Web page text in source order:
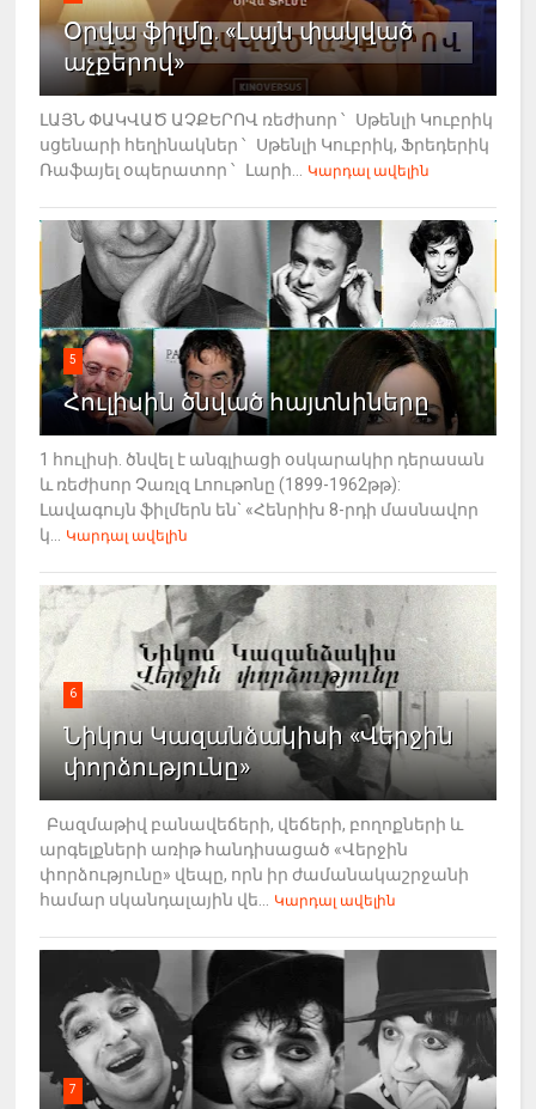
Օրվա ֆիլմը. «Լայն փակված
աչքերով»
ԼԱՅՆ ՓԱԿՎԱԾ ԱՉՔԵՐՈՎ ռեժիսոր ՝ Սթենլի Կուբրիկ
սցենարի հեղինակներ ՝ Սթենլի Կուբրիկ, Ֆրեդերիկ
Ռաֆայել օպերատոր ՝ Լարի...
Կարդալ ավելին
5
Հուլիսին ծնված հայտնիները
1 հուլիսի. ծնվել է անգլիացի օսկարակիր դերասան
և ռեժիսոր Չառլզ Լոութոնը (1899-1962թթ):
Լավագույն ֆիլմերն են` «Հենրիխ 8-րդի մասնավոր
կ...
Կարդալ ավելին
6
Նիկոս Կազանձակիսի «Վերջին
փորձությունը»
Բազմաթիվ բանավեճերի, վեճերի, բողոքների և
արգելքների առիթ հանդիսացած «Վերջին
փորձությունը» վեպը, որն իր ժամանակաշրջանի
համար սկանդալային վե...
Կարդալ ավելին
7